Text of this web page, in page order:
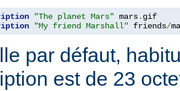
"The planet Mars" mars.
"My friend Marshall" friends/
par défaut,
est de 23